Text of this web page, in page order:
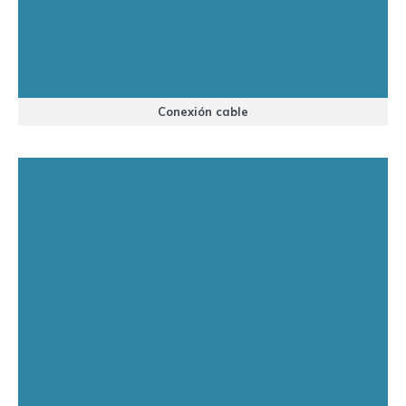
Conexión cable